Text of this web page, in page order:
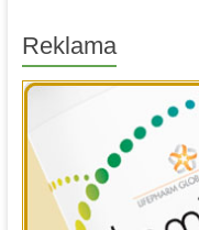
Reklama